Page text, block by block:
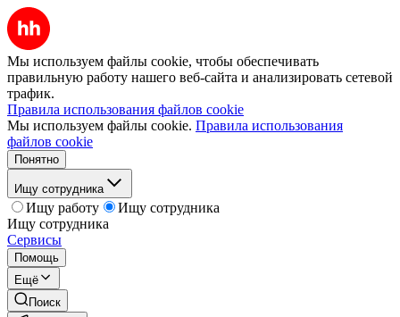
Мы используем файлы cookie, чтобы обеспечивать
правильную работу нашего веб-сайта и анализировать сетевой
трафик.
Правила использования файлов cookie
Мы используем файлы cookie. Правила использования
файлов cookie
Понятно
Ищу сотрудника
Ищу работу
Ищу сотрудника
Ищу сотрудника
Сервисы
Помощь
Ещё
Поиск